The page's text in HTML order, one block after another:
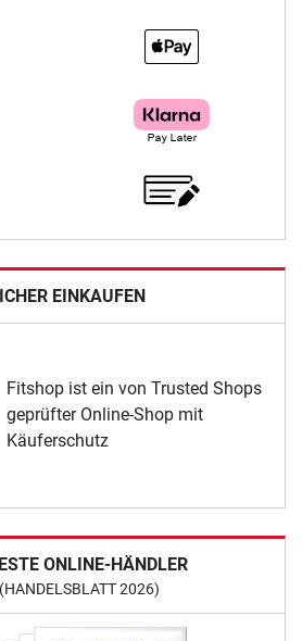
EINKAUFEN
Fitshop ist ein von Trusted Shops
geprüfter Online-Shop mit
Käuferschutz
ONLINE-HÄNDLER
2026)